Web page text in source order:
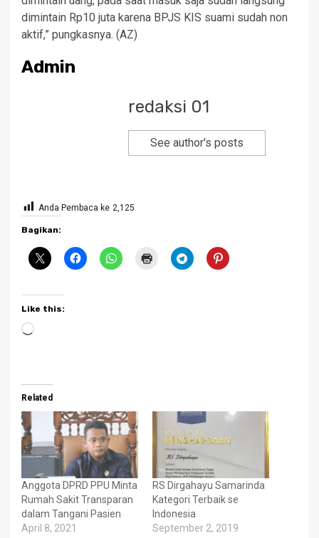
dimintain Rp10 juta karena BPJS KIS suami sudah non
aktif,” pungkasnya. (AZ)
Admin
redaksi 01
See author's posts
Anda Pembaca ke 2,125
Bagikan:
Like this:
Loading…
Related
Anggota DPRD PPU Minta
Rumah Sakit Transparan
dalam Tangani Pasien
April 8, 2021
RS Dirgahayu Samarinda
Kategori Terbaik se
Indonesia
September 2, 2019